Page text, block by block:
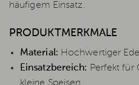
häufigem Einsatz.
PRODUKTMERKMALE
Material: Hochwertiger
Einsatzbereich: Perfekt für